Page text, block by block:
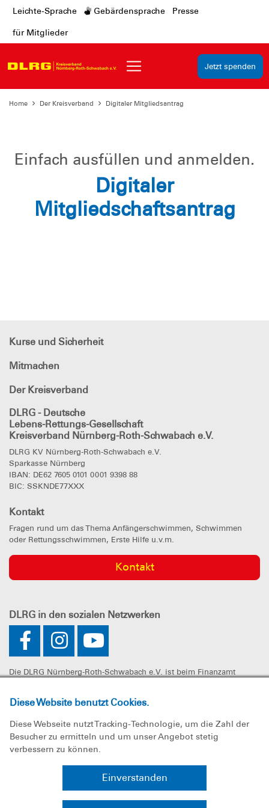
Leichte-Sprache Gebärdensprache Presse
für Mitglieder
Jetzt spenden
Home Der Kreisverband Digitaler Mitgliedsantrag
Einfach ausfüllen und anmelden.
Digitaler
Mitgliedschaftsantrag
Diese Website benutzt Cookies.
Diese Webseite nutzt Tracking-Technologie, um die Zahl der
Besucher zu ermitteln und um unser Angebot stetig
verbessern zu können.
Einverstanden
Kurse und Sicherheit
Mitmachen
Der Kreisverband
DLRG - Deutsche
Lebens-Rettungs-Gesellschaft
Kreisverband Nürnberg-Roth-Schwabach e.V.
DLRG KV Nürnberg-Roth-Schwabach e.V.
Sparkasse Nürnberg
IBAN: DE62 7605 0101 0001 9398 88
BIC: SSKNDE77XXX
Kontakt
Fragen rund um das Thema Anfängerschwimmen, Schwimmen
oder Rettungsschwimmen, Erste Hilfe u.v.m.
Kontakt
DLRG in den sozialen Netzwerken
Die DLRG Nürnberg-Roth-Schwabach e.V. ist beim Finanzamt
gemacht werden.